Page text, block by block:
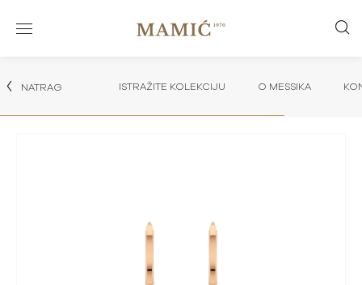
NATRAG ISTRAŽITE KOLEKCIJU O MESSIKA